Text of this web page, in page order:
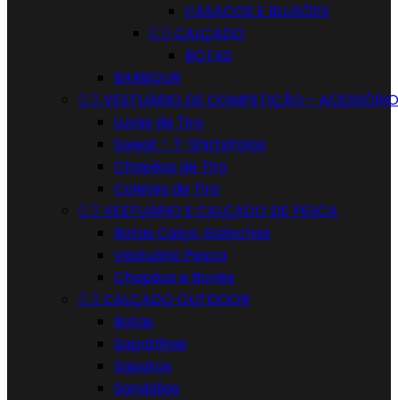
CASACOS E BLUSÕES
  CALÇADO
BOTAS
BARBOUR
  VESTUÁRIO DE COMPETIÇÃO -
Luvas de Tiro
Sweat - T-ShirtsPolos
Chapéus de Tiro
Coletes de Tiro
  VESTUÁRIO E CALÇADO DE PESCA
Botas Calça, Galochas
Vestuário Pesca
Chapéus e Bonés
  CALÇADO OUTDOOR
Botas
Sapatilhas
Sapatos
Sandalias